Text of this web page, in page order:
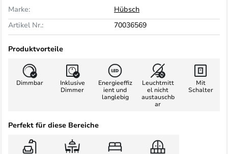
Marke:
Hübsch
Artikel Nr.:
70036569
Produktvorteile
Dimmbar
Inklusive
Dimmer
Energieeffiz
ient und
langlebig
Leuchtmitt
el nicht
austauschb
ar
Mit
Schalter
Perfekt für diese Bereiche